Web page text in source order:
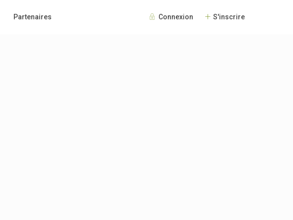
Connexion S'inscrire
Partenaires